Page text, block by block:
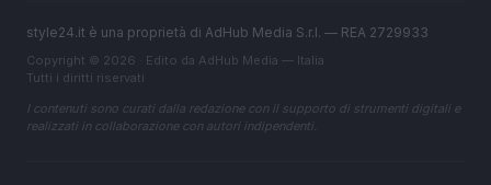
style24.it è una proprietà di AdHub Media S.r.l. — REA 2729933
Copyright © 2026 · Edito da AdHub Media — Italia
Tutti i diritti riservati
I contenuti sono curati dalla redazione con il supporto di strumenti digitali e
realizzati in collaborazione con autori indipendenti.